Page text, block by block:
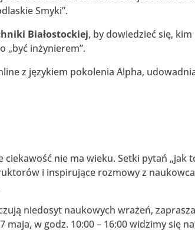
Smyki”.
Białostockiej, by dowiedzieć się, kim
„być inżynierem”.
z językiem pokolenia Alpha,
ciekawość nie ma wieku. Setki pytań „jak
i inspirujące rozmowy z
niedosyt naukowych wrażeń,
maja, w godz. 10:00 – 16:00 widzimy się na